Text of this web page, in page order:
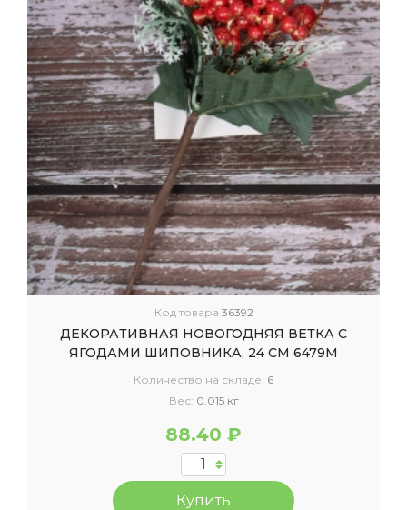
Код товара 36392
ДЕКОРАТИВНАЯ НОВОГОДНЯЯ ВЕТКА С
ЯГОДАМИ ШИПОВНИКА, 24 СМ 6479М
Количество на складе: 6
Вес: 0.015 кг
88.40 ₽
Купить